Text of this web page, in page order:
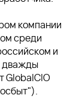
компании
среди
и
дважды
GlobalCIO